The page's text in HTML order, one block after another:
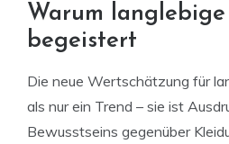
Warum
begeistert
Die neue Wertschätzung für
als nur ein Trend – sie ist
Bewusstseins gegenüber